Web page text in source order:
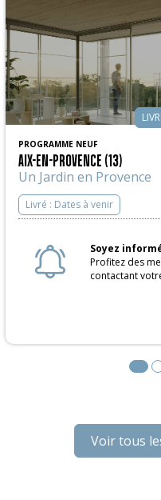
PROGRAMME NEUF
AIX-EN-PROVENCE (13)
Un Jardin en Provence
Livré : Dates à venir
Soyez
Profitez des
contactant
Voir tous